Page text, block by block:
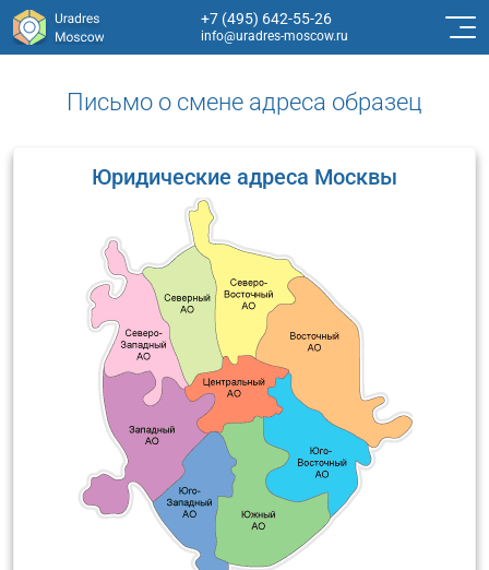
+7 (495) 642-55-26
info@uradres-moscow.ru
Письмо о смене адреса образец
Юридические адреса Москвы